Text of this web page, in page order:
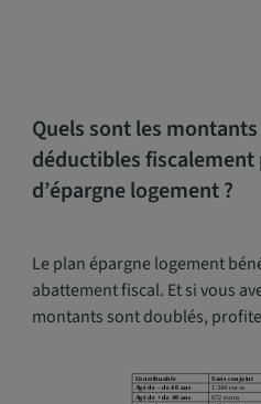
Quels sont les
déductibles fiscalement
d’épargne logement ?
Le plan épargne logement
abattement fiscal. Et si vous
montants sont doublés,